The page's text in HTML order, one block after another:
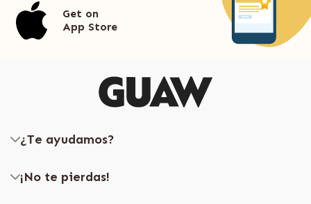
Get on
App Store
¿Te ayudamos?
¡No te pierdas!